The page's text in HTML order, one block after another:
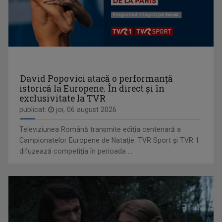
GARANTAT 100%
„Salutare, salutare la toată lumea!”, spune, ...
LOREDANA IORDACHE
„Pentru mine, din 2016, Televiziunea Română ...
David Popovici atacă o performanţă
istorică la Europene. În direct şi în
exclusivitate la TVR
publicat: joi, 06 august 2026
Televiziunea Română transmite ediţia centenară a
Campionatelor Europene de Nataţie. TVR Sport şi TVR 1
difuzează competiţia în perioada ...